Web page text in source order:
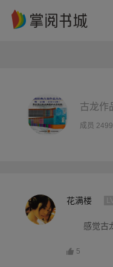
古龙作
成员
花满楼
感觉古
5